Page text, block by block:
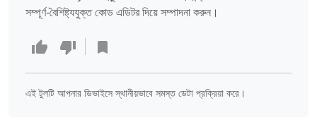
সম্পূর্ণ-বৈশিষ্ট্যযুক্ত কোড এডিটর দিয়ে সম্পাদনা করুন।
এই টুলটি আপনার ডিভাইসে স্থানীয়ভাবে সমস্ত ডেটা প্রক্রিয়া করে।